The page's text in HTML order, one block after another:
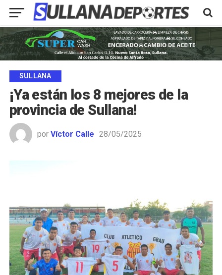
SULLANA
¡Ya están los 8 mejores de la
provincia de Sullana!
por Víctor Calle 28/05/2025